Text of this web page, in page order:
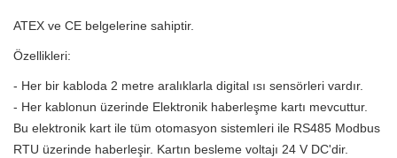
ATEX ve CE belgelerine sahiptir.
Özellikleri:
- Her bir kabloda 2 metre aralıklarla digital ısı sensörleri vardır.
- Her kablonun üzerinde Elektronik haberleşme kartı mevcuttur.
Bu elektronik kart ile tüm otomasyon sistemleri ile RS485 Modbus
RTU üzerinde haberleşir. Kartın besleme voltajı 24 V DC'dir.